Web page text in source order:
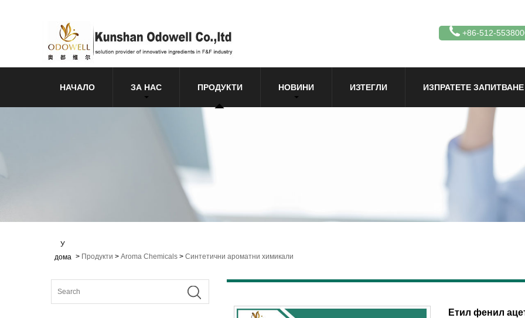
+86-512-
НАЧАЛО ЗА НАС ПРОДУКТИ НОВИНИ ИЗТЕГЛИ ИЗПРАТЕТЕ ЗАПИТВАНЕ
У
дома > Продукти > Aroma Chemicals > Синтетични ароматни химикали
Етил фенил